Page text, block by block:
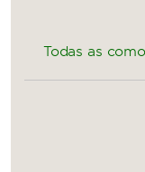
Todas as